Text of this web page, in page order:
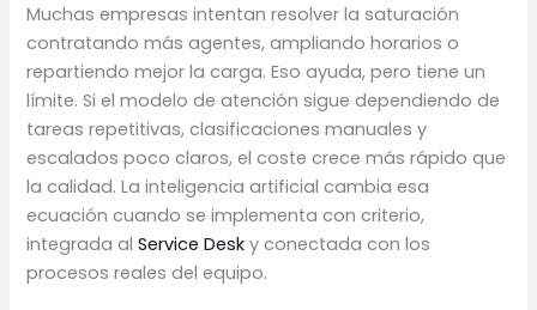
Muchas empresas intentan resolver la saturación
contratando más agentes, ampliando horarios o
repartiendo mejor la carga. Eso ayuda, pero tiene un
límite. Si el modelo de atención sigue dependiendo de
tareas repetitivas, clasificaciones manuales y
escalados poco claros, el coste crece más rápido que
la calidad. La inteligencia artificial cambia esa
ecuación cuando se implementa con criterio,
integrada alService Desk y conectada con los
procesos reales del equipo.